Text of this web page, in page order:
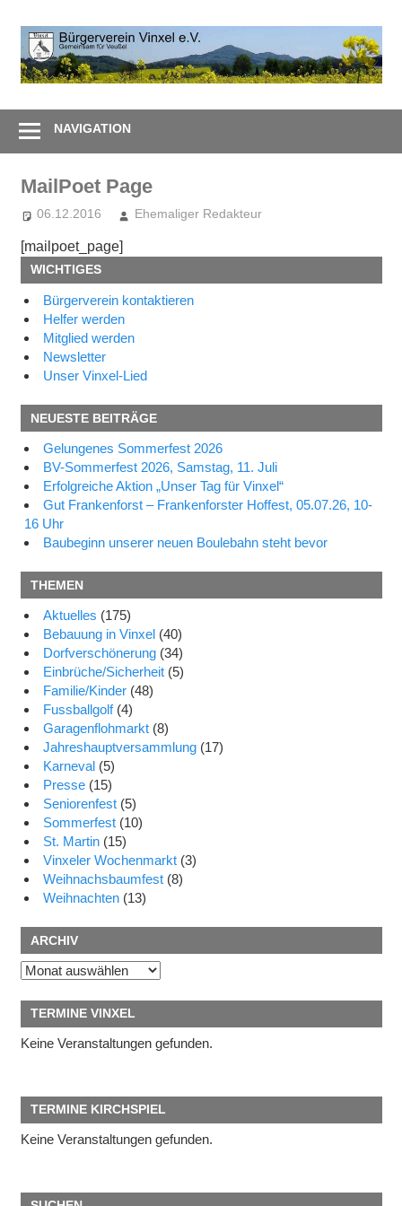
Inhalt
springen
ZusammenNAVIGATION
MailPoet Page
06.12.2016 Ehemaliger Redakteur
[mailpoet_page]
WICHTIGES
Bürgerverein kontaktieren
Helfer werden
Mitglied werden
Newsletter
Unser Vinxel-Lied
NEUESTE BEITRÄGE
Gelungenes Sommerfest 2026
BV-Sommerfest 2026, Samstag, 11. Juli
Erfolgreiche Aktion „Unser Tag für Vinxel“
Gut Frankenforst – Frankenforster Hoffest, 05.07.26, 10-
16 Uhr
Baubeginn unserer neuen Boulebahn steht bevor
THEMEN
Aktuelles (175)
Bebauung in Vinxel (40)
Dorfverschönerung (34)
Einbrüche/Sicherheit (5)
Familie/Kinder (48)
Fussballgolf(4)
Garagenflohmarkt (8)
Jahreshauptversammlung (17)
Karneval (5)
Presse (15)
Seniorenfest (5)
Sommerfest (10)
St. Martin (15)
Vinxeler Wochenmarkt (3)
Weihnachsbaumfest (8)
Weihnachten (13)
ARCHIV
Archiv
TERMINE VINXEL
Keine Veranstaltungen gefunden.
TERMINE KIRCHSPIEL
Keine Veranstaltungen gefunden.